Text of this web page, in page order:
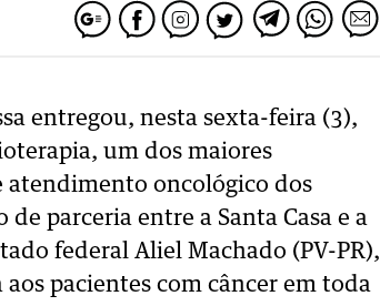
entregou, nesta sexta-feira (3),
um dos maiores
atendimento oncológico dos
parceria entre a Santa Casa e a
federal Aliel Machado (PV-PR),
pacientes com câncer em toda